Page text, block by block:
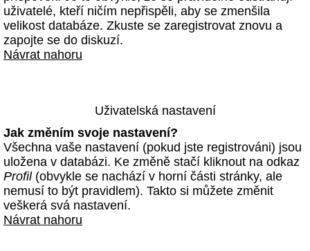
uživatelé, kteří ničím nepřispěli, aby se zmenšila
velikost databáze. Zkuste se zaregistrovat znovu a
zapojte se do diskuzí.
Návrat nahoru
Uživatelská nastavení
Jak změním svoje nastavení?
Všechna vaše nastavení (pokud jste registrováni) jsou
uložena v databázi. Ke změně stačí kliknout na odkaz
Profil(obvykle se nachází v horní části stránky, ale
nemusí to být pravidlem). Takto si můžete změnit
veškerá svá nastavení.
Návrat nahoru